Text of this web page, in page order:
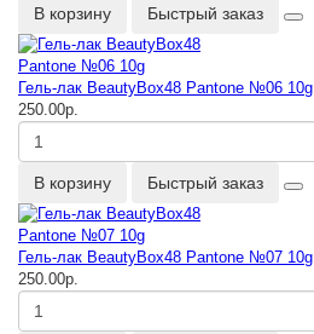
В корзину Быстрый заказ
Гель-лак BeautyBox48 Pantone №06 10g
250.00р.
В корзину Быстрый заказ
Гель-лак BeautyBox48 Pantone №07 10g
250.00р.